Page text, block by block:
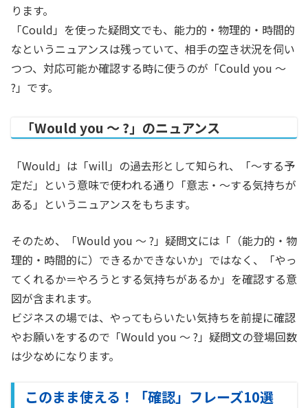
ります。
「Could」を使った疑問文でも、能力的・物理的・時間的
なというニュアンスは残っていて、相手の空き状況を伺い
つつ、対応可能か確認する時に使うのが「Could you ～
?」です。
「Would you ～ ?」のニュアンス
「Would」は「will」の過去形として知られ、「〜する予
定だ」という意味で使われる通り「意志・〜する気持ちが
ある」というニュアンスをもちます。
そのため、「Would you ～ ?」疑問文には「（能力的・物
理的・時間的に）できるかできないか」ではなく、「やっ
てくれるか＝やろうとする気持ちがあるか」を確認する意
図が含まれます。
ビジネスの場では、やってもらいたい気持ちを前提に確認
やお願いをするので「Would you ～ ?」疑問文の登場回数
は少なめになります。
このまま使える！「確認」フレーズ10選